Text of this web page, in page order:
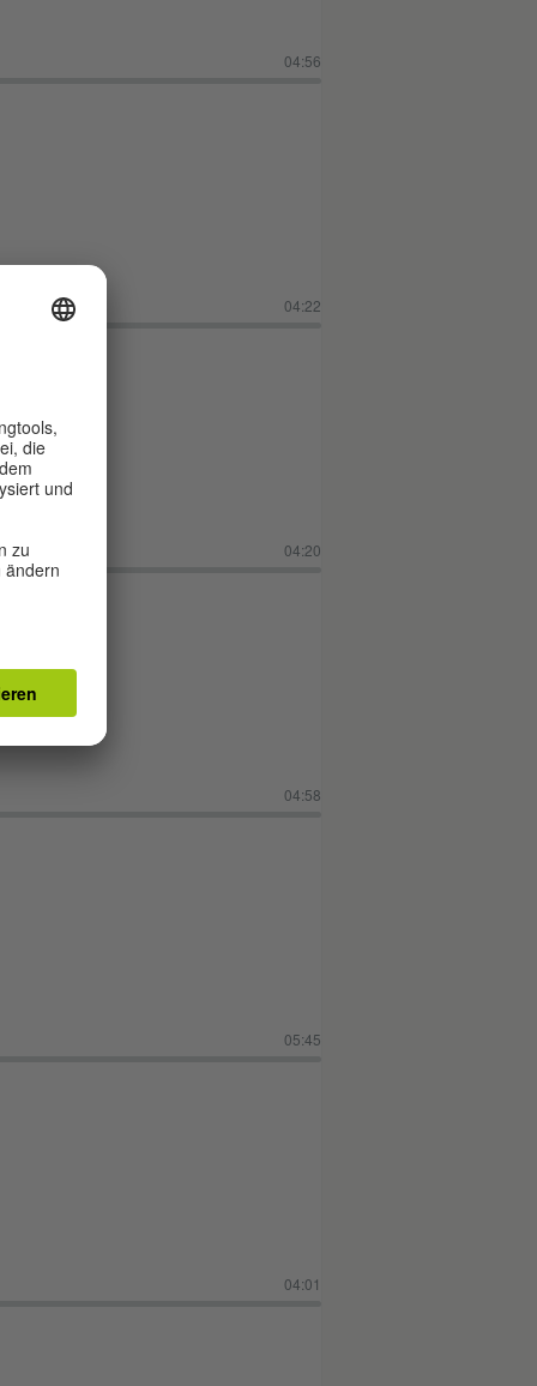
04:56
04:22
04:20
04:58
05:45
04:01